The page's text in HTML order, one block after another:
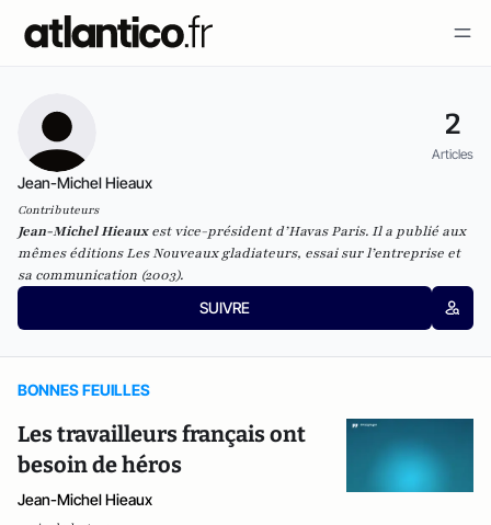
2
Articles
Jean-Michel Hieaux
Contributeurs
Jean-Michel Hieauxest vice-président d’Havas Paris. Il a publié aux
mêmes éditions Les Nouveaux gladiateurs, essai sur l’entreprise et
sa communication (2003).
SUIVRE
BONNES FEUILLES
Les travailleurs français ont
besoin de héros
Jean-Michel Hieaux